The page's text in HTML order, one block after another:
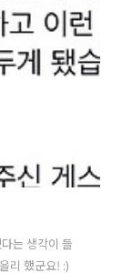
주시는 분들
문용의 "다정
www.podt..
는 생각이 들
리 했군요! :)